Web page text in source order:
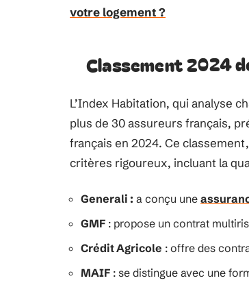
votre logement ?
Classement 2024
L’Index Habitation, qui analyse
plus de 30 assureurs français,
français en 2024. Ce
critères rigoureux, incluant la
Generali : a conçu une
GMF : propose un contrat
Crédit Agricole : offre des
MAIF : se distingue avec une